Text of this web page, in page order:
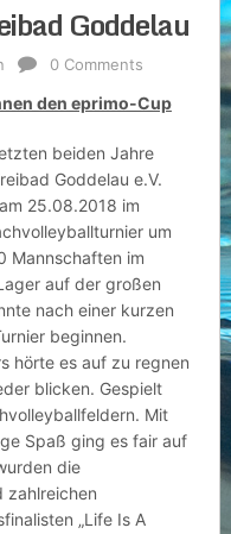
Goddelau
0 Comments
den eprimo-Cup
beiden Jahre
Goddelau e.V.
25.08.2018 im
um
Mannschaften im
auf der großen
nach einer kurzen
beginnen.
hörte es auf zu regnen
blicken. Gespielt
Mit
Spaß ging es fair auf
die
zahlreichen
„Life Is A